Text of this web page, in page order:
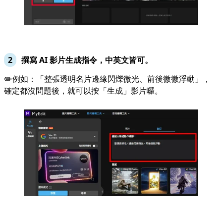
撰寫 AI 影片生成指令，中英文皆可。
✏️例如：「整張透明名片邊緣閃爍微光、前後微微浮動」，
確定都沒問題後，就可以按「生成」影片囉。